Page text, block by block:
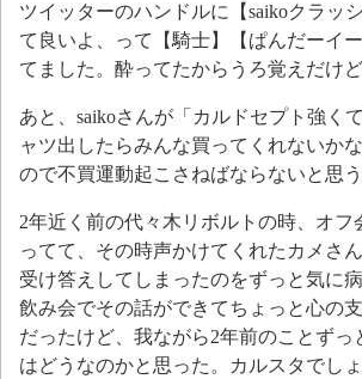
ツイッターのハンドルに【saikoクラッ
て良いよ、って【騎士】【ぱんだーイ
てました。酔ってたからうろ覚えだけ
あと、saikoさんが「カルドセプト強く
ャツ出したらみんな買ってくれないか
ので不買運動起こさねばならないと思う
2年近く前の代々木リボルトの時、オフ
ってて、その時声かけてくれたカメさ
受け答えしてしまったのをずっと気に
飲み会でその話ができてちょっと心の
だったけど、我ながら2年前のことずっ
はどうなのかと思った。カルスタでし